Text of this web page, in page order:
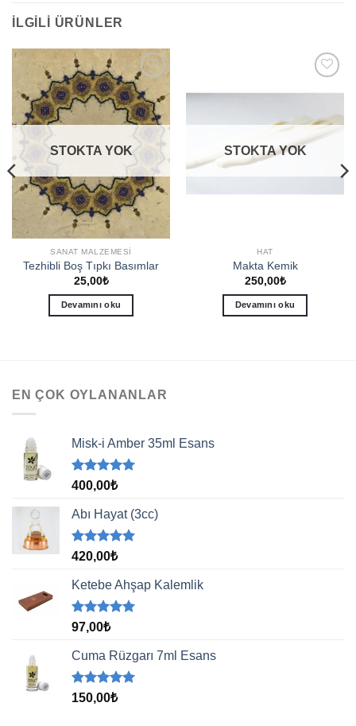
İLGILI ÜRÜNLER
Add to
wishlist
STOKTA YOK
SANAT MALZEMESI
Tezhibli Boş Tıpkı Basımlar
25,00₺
Devamını oku
STOKTA YOK
HAT
Makta Kemik
250,00₺
Devamını oku
EN ÇOK OYLANANLAR
Misk-i Amber 35ml Esans
5 üzerinden
aldı
400,00₺
Abı Hayat (3cc)
5 üzerinden
aldı
420,00₺
Ketebe Ahşap Kalemlik
5 üzerinden
aldı
97,00₺
Cuma Rüzgarı 7ml Esans
5 üzerinden
150,00₺